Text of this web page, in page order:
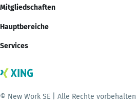
Mitgliedschaften
Hauptbereiche
Services
© New Work SE | Alle Rechte vorbehalten